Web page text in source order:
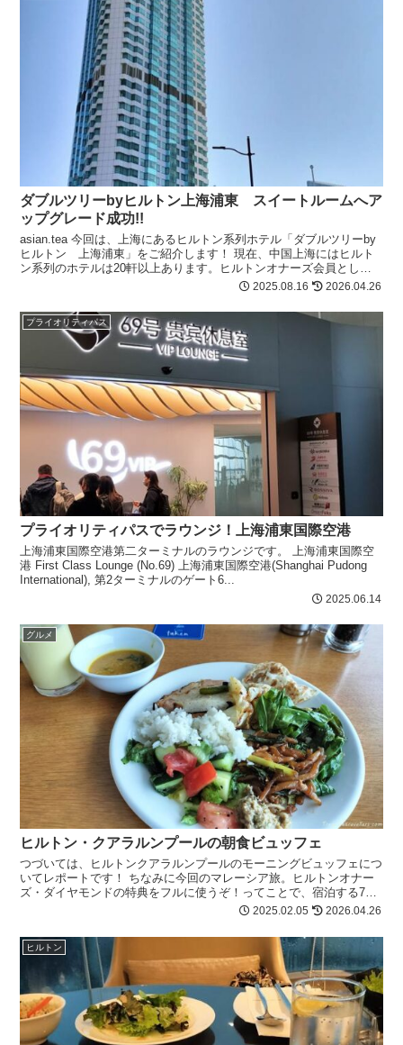
ダブルツリーbyヒルトン上海浦東 スイートルームへア
ップグレード成功!!
asian.tea 今回は、上海にあるヒルトン系列ホテル「ダブルツリーby
ヒルトン 上海浦東」をご紹介します！ 現在、中国上海にはヒルト
ン系列のホテルは20軒以上あります。ヒルトンオナーズ会員として
2025.08.16 2026.04.26
プライオリティパス
プライオリティパスでラウンジ！上海浦東国際空港
上海浦東国際空港第二ターミナルのラウンジです。 上海浦東国際空
港 First Class Lounge (No.69) 上海浦東国際空港(Shanghai Pudong
International), 第2ターミナルのゲート6...
2025.06.14
グルメ
ヒルトン・クアラルンプールの朝食ビュッフェ
つづいては、ヒルトンクアラルンプールのモーニングビュッフェにつ
いてレポートです！ ちなみに今回のマレーシア旅。ヒルトンオナー
ズ・ダイヤモンドの特典をフルに使うぞ！ってことで、宿泊する7泊
は全てヒルトンオナーズポイントを使用。 ...2025.02.05 2026.04.26
ヒルトン